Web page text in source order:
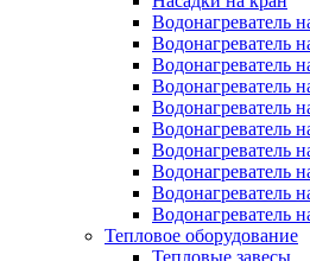
Водонагреватель
Водонагреватель
Водонагреватель
Водонагреватель
Водонагреватель
Водонагреватель
Водонагреватель
Водонагреватель
Водонагреватель
Водонагреватель
Тепловое оборудование
Тепловые завесы